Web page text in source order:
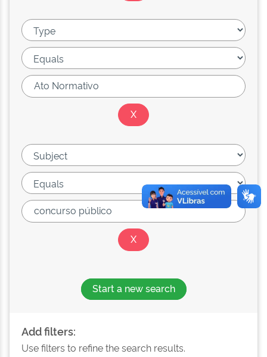
Start a new search
Add filters:
Use filters to refine the search results.